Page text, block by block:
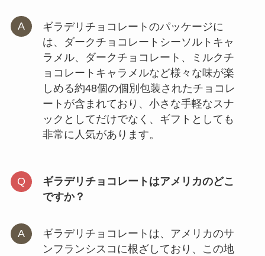
ギラデリチョコレートのパッケージに
は、ダークチョコレートシーソルトキャ
ラメル、ダークチョコレート、ミルクチ
ョコレートキャラメルなど様々な味が楽
しめる約48個の個別包装されたチョコレ
ートが含まれており、小さな手軽なスナ
ックとしてだけでなく、ギフトとしても
非常に人気があります。
ギラデリチョコレートはアメリカのどこ
ですか？
ギラデリチョコレートは、アメリカのサ
ンフランシスコに根ざしており、この地